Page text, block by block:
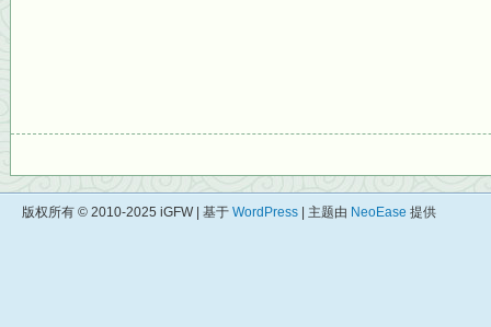
版权所有 © 2010-2025 iGFW | 基于 WordPress | 主题由 NeoEase 提供